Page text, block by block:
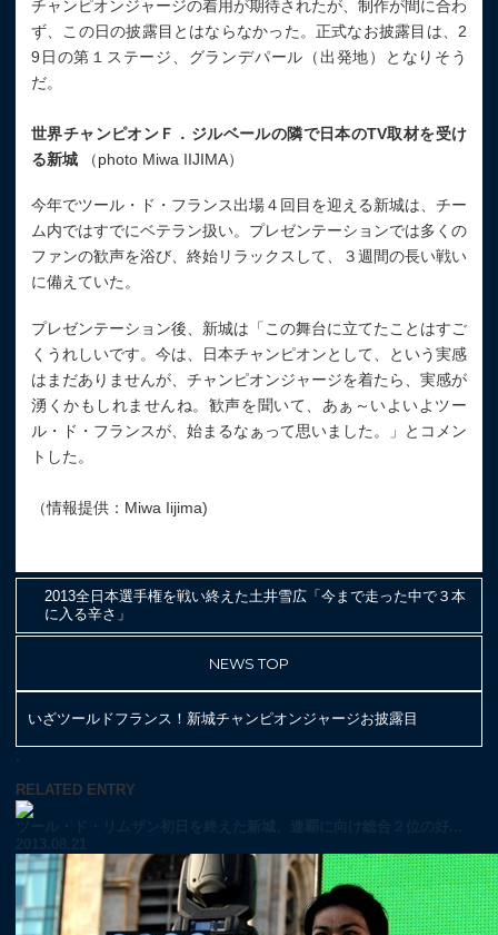
チャンピオンジャージの着用が期待されたが、制作が間に合わ
ず、この日の披露目とはならなかった。正式なお披露目は、2
9日の第１ステージ、グランデパール（出発地）となりそう
だ。
世界チャンピオンＦ．ジルベールの隣で日本のTV取材を受け
る新城 （photo Miwa IIJIMA）
今年でツール・ド・フランス出場４回目を迎える新城は、チー
ム内ではすでにベテラン扱い。プレゼンテーションでは多くの
ファンの歓声を浴び、終始リラックスして、３週間の長い戦い
に備えていた。
プレゼンテーション後、新城は「この舞台に立てたことはすご
くうれしいです。今は、日本チャンピオンとして、という実感
はまだありませんが、チャンピオンジャージを着たら、実感が
湧くかもしれませんね。歓声を聞いて、あぁ～いよいよツー
ル・ド・フランスが、始まるなぁって思いました。」とコメン
トした。
（情報提供：Miwa Iijima)
2013全日本選手権を戦い終えた土井雪広「今まで走った中で３本
に入る辛さ」
NEWS TOP
いざツールドフランス！新城チャンピオンジャージお披露目
;
RELATED ENTRY